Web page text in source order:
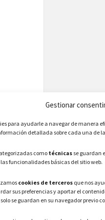
Gestionar
para ayudarle a navegar de manera
detallada sobre cada una de
como técnicas se guardan
funcionalidades básicas del sitio web.
cookies de terceros que nos
sus preferencias y aportar el
solo se guardan en su navegador previo